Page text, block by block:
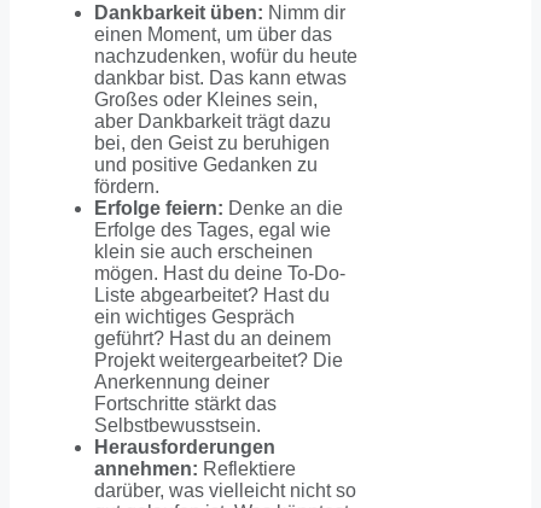
Dankbarkeit üben: Nimm dir
einen Moment, um über das
nachzudenken, wofür du heute
dankbar bist. Das kann etwas
Großes oder Kleines sein,
aber Dankbarkeit trägt dazu
bei, den Geist zu beruhigen
und positive Gedanken zu
fördern.
Erfolge feiern: Denke an die
Erfolge des Tages, egal wie
klein sie auch erscheinen
mögen. Hast du deine To-Do-
Liste abgearbeitet? Hast du
ein wichtiges Gespräch
geführt? Hast du an deinem
Projekt weitergearbeitet? Die
Anerkennung deiner
Fortschritte stärkt das
Selbstbewusstsein.
Herausforderungen
annehmen: Reflektiere
darüber, was vielleicht nicht so